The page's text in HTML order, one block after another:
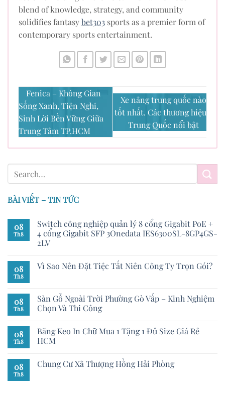
blend of knowledge, strategy, and community
solidifies fantasybet303 sports as a premier form of
contemporary sports entertainment.
Fenica – Không Gian
Sống Xanh, Tiện Nghi,
Sinh Lời Bền Vững Giữa
Trung Tâm TP.HCM
Xe nâng trung quốc nào
tốt nhất. Các thương hiệu
Trung Quốc nổi bật
BÀI VIẾT – TIN TỨC
08
Th8
Switch công nghiệp quản lý 8 cổng Gigabit PoE +
4 cổng Gigabit SFP 3Onedata IES6300SL-8GP4GS-
2LV
08
Th8
Vì Sao Nên Đặt Tiệc Tất Niên Công Ty Trọn Gói?
08
Th8
Sàn Gỗ Ngoài Trời Phường Gò Vấp – Kinh Nghiệm
Chọn Và Thi Công
08
Th8
Băng Keo In Chữ Mua 1 Tặng 1 Đủ Size Giá Rẻ
HCM
08
Th8
Chung Cư Xã Thượng Hồng Hải Phòng